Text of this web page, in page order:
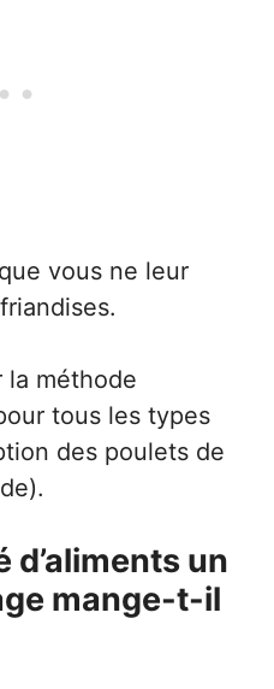
vous ne leur
la méthode
tous les types
des poulets de
d’aliments un
mange-t-il